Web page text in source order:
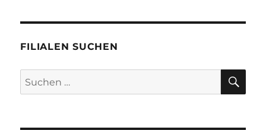
FILIALEN SUCHEN
Suchen
nach: